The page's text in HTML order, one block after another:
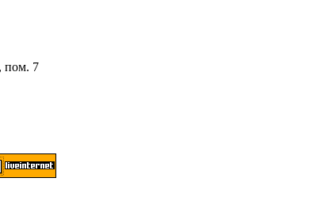
пом. 7